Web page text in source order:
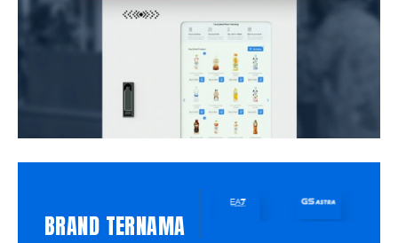
BRAND TERNAMA